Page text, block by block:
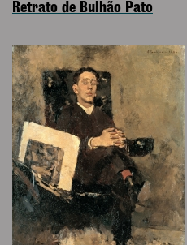
Retrato de Bulhão Pato